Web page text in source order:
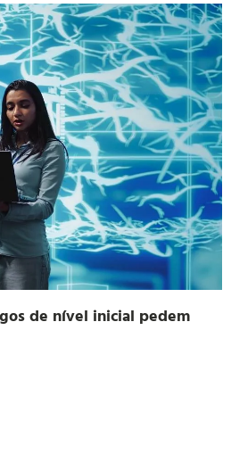
de nível inicial pedem